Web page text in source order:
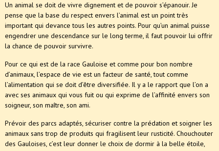
Un animal se doit de vivre dignement et de pouvoir s’épanouir. Je
pense que la base du respect envers l’animal est un point très
important qui devance tous les autres points. Pour qu’un animal puisse
engendrer une descendance sur le long terme, il faut pouvoir lui offrir
la chance de pouvoir survivre.
Pour ce qui est de la race Gauloise et comme pour bon nombre
d’animaux, l’espace de vie est un facteur de santé, tout comme
l’alimentation qui se doit d’être diversifiée. Il y a le rapport que l’on a
avec ses animaux qui vous fuit ou qui exprime de l’affinité envers son
soigneur, son maître, son ami.
Prévoir des parcs adaptés, sécuriser contre la prédation et soigner les
animaux sans trop de produits qui fragilisent leur rusticité. Chouchouter
des Gauloises, c’est leur donner le choix de dormir à la belle étoile,